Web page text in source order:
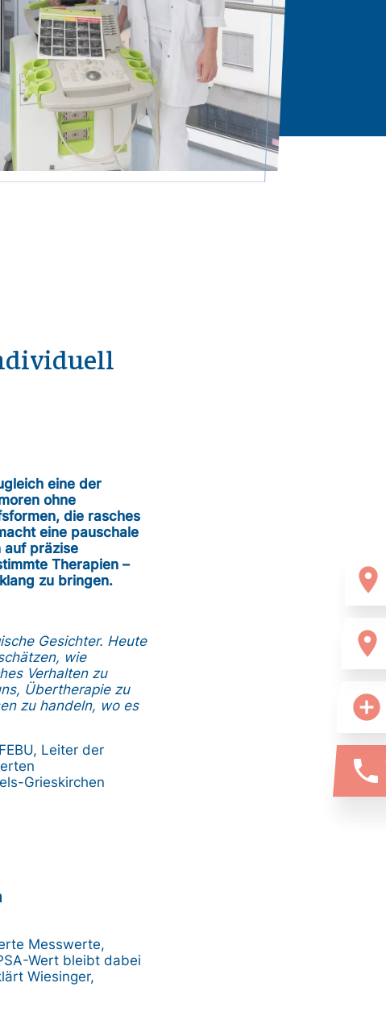
eine der
ohne
die rasches
eine pauschale
auf präzise
Therapien –
zu bringen.
Gesichter. Heute
wie
Verhalten zu
Übertherapie zu
zu handeln, wo es
Leiter der
Grieskirchen
Messwerte,
Wert bleibt dabei
Wiesinger,
location_on
location_on
add_circle
phone